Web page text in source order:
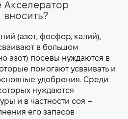
(азот, фосфор, калий),
в большом
азот) посевы нуждаются в
помогают усваивать и
удобрения. Среди
нуждаются
и в частности соя –
его запасов